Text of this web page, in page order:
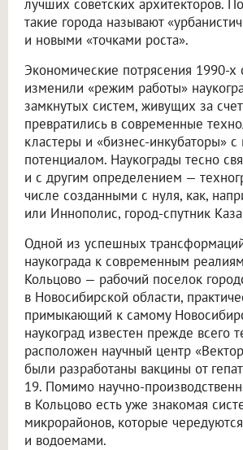
лучших советских архитекторов.
такие города называют
и новыми «точками роста».
Экономические потрясения 1990-х
изменили «режим работы»
замкнутых систем, живущих за счет
превратились в современные
кластеры и «бизнес-инкубаторы»
потенциалом. Наукограды тесно
и с другим определением —
числе созданными с нуля, как,
или Иннополис, город-спутник
Одной из успешных
наукограда к современным
Кольцово — рабочий поселок
в Новосибирской области,
примыкающий к самому
наукоград известен прежде всего
расположен научный центр
были разработаны вакцины от
19. Помимо научно-
в Кольцово есть уже знакомая
микрорайонов, которые
и водоемами.